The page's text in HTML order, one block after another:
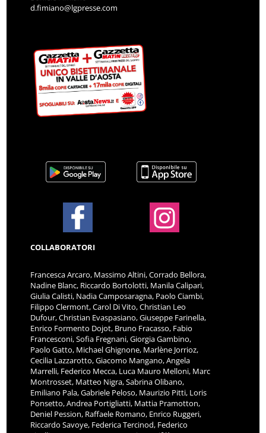
d.fimiano@lgpresse.com
COLLABORATORI
Francesca Arcaro, Massimo Altini, Corrado Bellora,
Nadine Blanc, Riccardo Bortolotti, Manila Calipari,
Giulia Calisti, Nadia Camposaragna, Paolo Ciambi,
Filippo Clermont, Carol Di Vito, Christian Leo
Dufour, Christian Evaspasiano, Giuseppe Farinella,
Enrico Formento Dojot, Bruno Fracasso, Fabio
Francesconi, Sofia Fregnani, Giorgia Gambino,
Paolo Gatto, Michael Ghignone, Marlène Jorrioz,
Cecilia Lazzarotto, Giacomo Mangano, Angela
Marrelli, Federico Mecca, Luca Mauro Melloni, Marc
Montrosset, Matteo Nigra, Sabrina Olibano,
Emiliano Pala, Gabriele Peloso, Maurizio Pitti, Loris
Ponsetto, Andrea Portigliatti, Mattia Pramotton,
Deniel Pession, Raffaele Romano, Enrico Ruggeri,
Riccardo Savoye, Federica Tercinod, Federico